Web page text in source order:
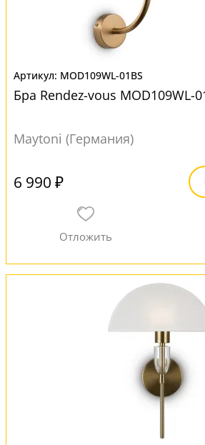
MOD109WL-01BS
Бра Rendez-vous MOD109WL-
Maytoni (Германия)
6 990 ₽